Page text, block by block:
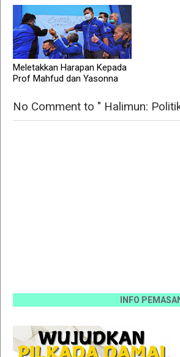
Meletakkan Harapan Kepada
Prof Mahfud dan Yasonna
No Comment to " Halimun:
INFO